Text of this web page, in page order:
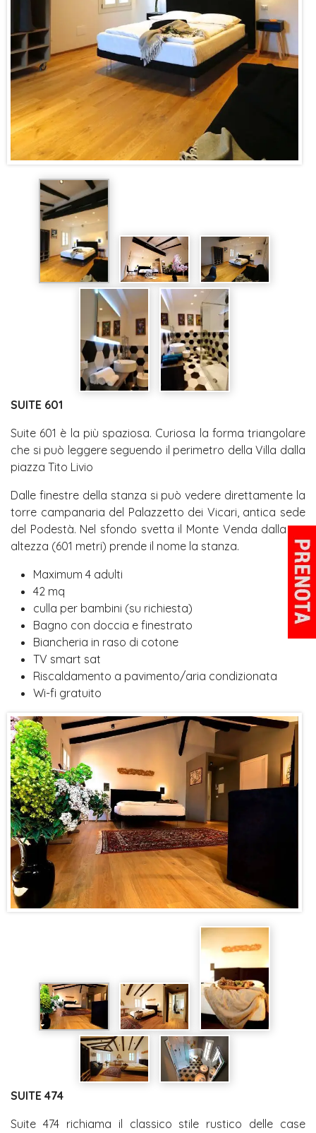
SUITE 601
Suite 601 è la più spaziosa. Curiosa la forma triangolare
che si può leggere seguendo il perimetro della Villa dalla
piazza Tito Livio
Dalle finestre della stanza si può vedere direttamente la
torre campanaria del Palazzetto dei Vicari, antica sede
del Podestà. Nel sfondo svetta il Monte Venda dalla cui
altezza (601 metri) prende il nome la stanza.
Maximum 4 adulti
42 mq
culla per bambini (su richiesta)
Bagno con doccia e finestrato
Biancheria in raso di cotone
TV smart sat
Riscaldamento a pavimento/aria condizionata
Wi-fi gratuito
SUITE 474
Suite 474 richiama il classico stile rustico delle case